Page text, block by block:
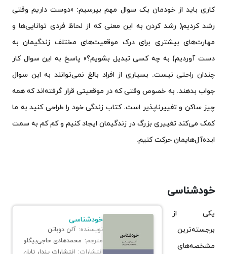
کاری باید از خودمان یک سوال مهم بپرسیم: «دوست داریم وقتی
رشد کردیم( رشد کردن به این معنی که از لحاظ فردی توانایی‌ها و
مهارت‌های بیشتری برای درک موقعیت‌های مختلف زندگیمان به
دست آوردیم) به چه کسی تبدیل بشویم؟» پاسخ به این سوال کار
چندان راحتی نیست. بسیاری از افراد بالغ نمی‌توانند به این سوال
جواب بدهند. به خصوص وقتی که در موقعیتی قرار گرفته‌اند که همه
چیز ساکن و تغییرناپذیر است. کتاب زندگی خود را طراحی کنید به ما
کمک می‌کند تغییری بزرگ در زندگیمان ایجاد کنیم و کم کم به سمت
ایده‌آل‌هایمان حرکت کنیم.
خودشناسی
خودشناسی
نویسنده: آلن دوباتن
مترجم: محمدهادی حاجی‌بیگلو
انتشارات: انتشارات پندار تابان
یکی از
برجسته‌ترین
مشخصه‌های